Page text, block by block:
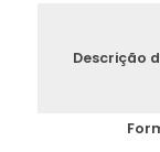
Descrição